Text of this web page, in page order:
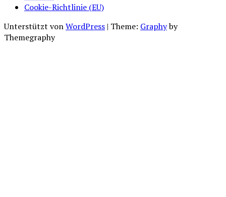
Cookie-Richtlinie (EU)
Unterstützt vonWordPress | Theme: Graphyby
Themegraphy